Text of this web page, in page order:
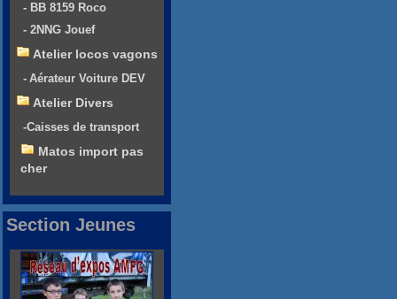
- BB 8159 Roco
- 2NNG Jouef
Atelier locos vagons
- Aérateur Voiture DEV
Atelier Divers
-Caisses de transport
Matos import pas
cher
Section Jeunes